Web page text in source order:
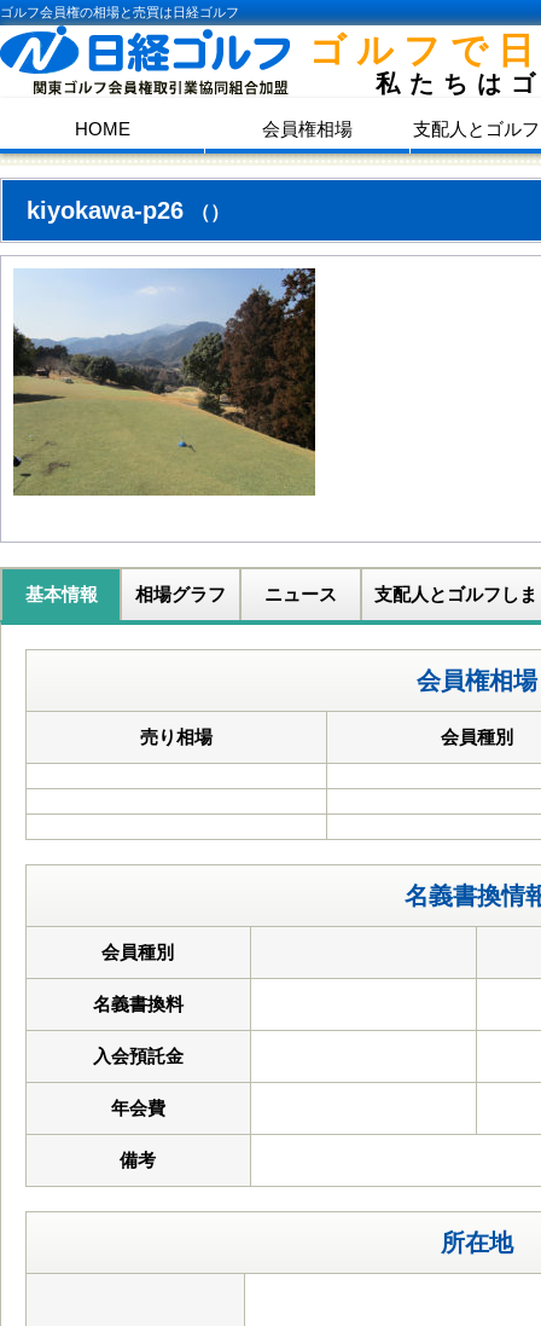
ゴルフ会員権の相場と売買は日経ゴルフ
ゴルフで
私たちは
HOME 会員権相場 支配人とゴル
kiyokawa-p26 （）
基本情報 相場グラフ ニュース 支配人とゴルフしま
会員権相場
売り相場 会員種別
名義書換情
会員種別
名義書換料
入会預託金
年会費
備考
所在地